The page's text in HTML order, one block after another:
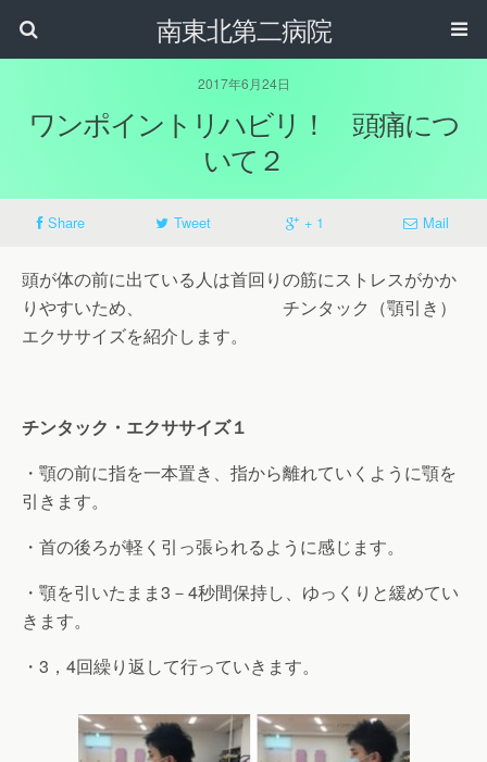
南東北第二病院
2017年6月24日
ワンポイントリハビリ！ 頭痛につ
いて２
Share Tweet + 1 Mail
頭が体の前に出ている人は首回りの筋にストレスがかか
りやすいため、 チンタック（顎引き）
エクササイズを紹介します。
チンタック・エクササイズ１
・顎の前に指を一本置き、指から離れていくように顎を
引きます。
・首の後ろが軽く引っ張られるように感じます。
・顎を引いたまま3－4秒間保持し、ゆっくりと緩めてい
きます。
・3，4回繰り返して行っていきます。